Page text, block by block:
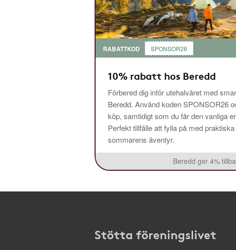
RABATTKOD SPONSOR26
10% rabatt hos Beredd
Förbered dig inför utehalvåret med
Beredd. Använd koden SPONSOR26
köp, samtidigt som du får den vanliga
Perfekt tillfälle att fylla på med
sommarens äventyr.
Beredd ger 4%
Stötta föreningslivet